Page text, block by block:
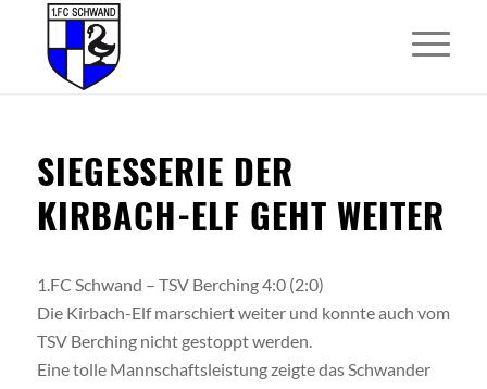
SIEGESSERIE DER
KIRBACH-ELF GEHT WEITER
1.FC Schwand – TSV Berching 4:0 (2:0)
Die Kirbach-Elf marschiert weiter und konnte auch vom
TSV Berching nicht gestoppt werden.
Eine tolle Mannschaftsleistung zeigte das Schwander